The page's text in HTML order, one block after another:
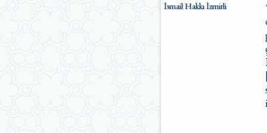
İsmail Hakkı İzmirli